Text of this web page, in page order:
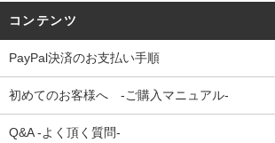
コンテンツ
PayPal決済のお支払い手順
初めてのお客様へ -ご購入マニュアル-
Q&A -よく頂く質問-